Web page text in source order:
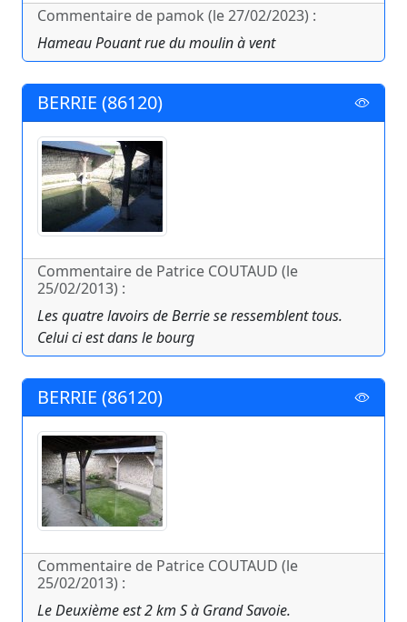
Commentaire de pamok (le 27/02/2023) :
Hameau Pouant rue du moulin à vent
BERRIE (86120)
Commentaire de Patrice COUTAUD (le
25/02/2013) :
Les quatre lavoirs de Berrie se ressemblent tous.
Celui ci est dans le bourg
BERRIE (86120)
Commentaire de Patrice COUTAUD (le
25/02/2013) :
Le Deuxième est 2 km S à Grand Savoie.